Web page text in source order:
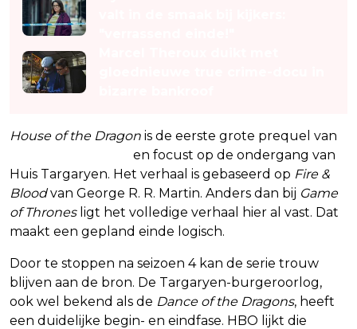
House of the Dragon is de eerste grote prequel van
en focust op de ondergang van
Huis Targaryen. Het verhaal is gebaseerd op Fire &
Bloodvan George R. R. Martin. Anders dan bij Game
of Thronesligt het volledige verhaal hier al vast. Dat
maakt een gepland einde logisch.
Door te stoppen na seizoen 4 kan de serie trouw
blijven aan de bron. De Targaryen-burgeroorlog,
ook wel bekend als de Dance of the Dragons, heeft
een duidelijke begin- en eindfase. HBO lijkt die